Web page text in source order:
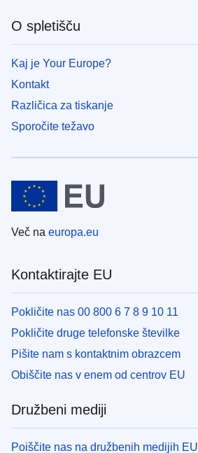
O spletišču
Kaj je Your Europe?
Kontakt
Različica za tiskanje
Sporočite težavo
Več na europa.eu
Kontaktirajte EU
Pokličite nas 00 800 6 7 8 9 10 11
Pokličite druge telefonske številke
Pišite nam s kontaktnim obrazcem
Obiščite nas v enem od centrov EU
Družbeni mediji
Poiščite nas na družbenih medijih EU